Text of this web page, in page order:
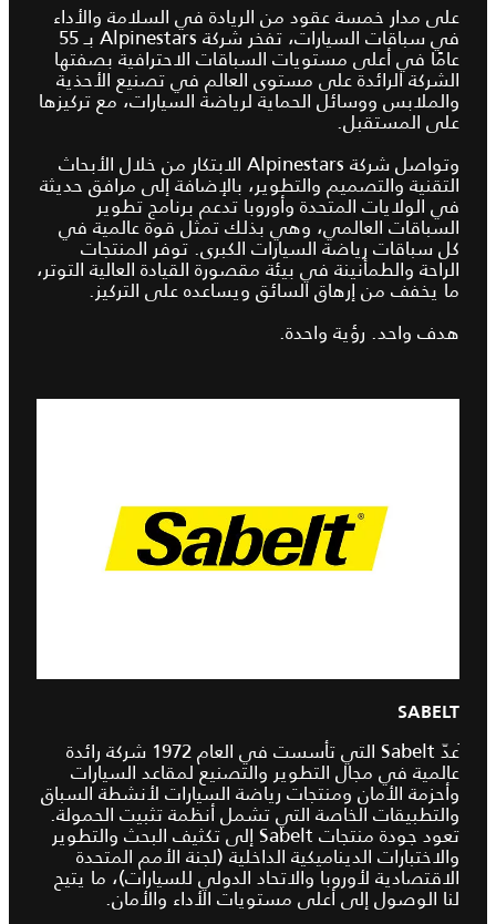
على مدار خمسة عقود من الريادة في السلامة والأداء
في سباقات السيارات، تفخر شركة Alpinestars بـ 55
عامًا في أعلى مستويات السباقات الاحترافية بصفتها
الشركة الرائدة على مستوى العالم في تصنيع الأحذية
والملابس ووسائل الحماية لرياضة السيارات، مع تركيزها
على المستقبل.
وتواصل شركة Alpinestars الابتكار من خلال الأبحاث
التقنية والتصميم والتطوير، بالإضافة إلى مرافق حديثة
في الولايات المتحدة وأوروبا تدعم برنامج تطوير
السباقات العالمي، وهي بذلك تمثل قوة عالمية في
كل سباقات رياضة السيارات الكبرى. توفر المنتجات
الراحة والطمأنينة في بيئة مقصورة القيادة العالية التوتر،
ما يخفف من إرهاق السائق ويساعده على التركيز.
هدف واحد. رؤية واحدة.
SABELT
ُعدّ Sabelt التي تأسست في العام 1972 شركة رائدة
عالمية في مجال التطوير والتصنيع لمقاعد السيارات
وأحزمة الأمان ومنتجات رياضة السيارات لأنشطة السباق
والتطبيقات الخاصة التي تشمل أنظمة تثبيت الحمولة.
تعود جودة منتجات Sabelt إلى تكثيف البحث والتطوير
والاختبارات الديناميكية الداخلية (لجنة الأمم المتحدة
الاقتصادية لأوروبا والاتحاد الدولي للسيارات)، ما يتيح
لنا الوصول إلى أعلى مستويات الأداء والأمان.